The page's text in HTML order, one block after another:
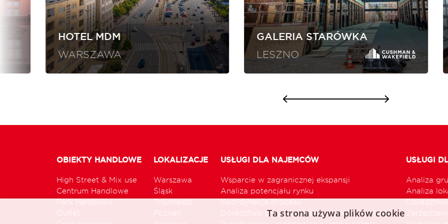
HOTEL MDM
WARSZAWA
GALERIA STARÓWKA
LESZNO
OBIEKTY HANDLOWE
High Street & Mix use
Centrum Handlowe
Park Handlowy
Outlet
LOKALIZACJE
Warszawa
Śląsk
Trójmiasto
Poznań
USŁUGI DLA NAJEMCÓW
Wsparcie w zagranicznej ekspansji
Analiza potencjału rynku
Koordynacja procesu
Doradztwo przy optymalizacji sieci handlowej
USŁUGI
Analiza
Analiza
Ta strona używa plików cookie